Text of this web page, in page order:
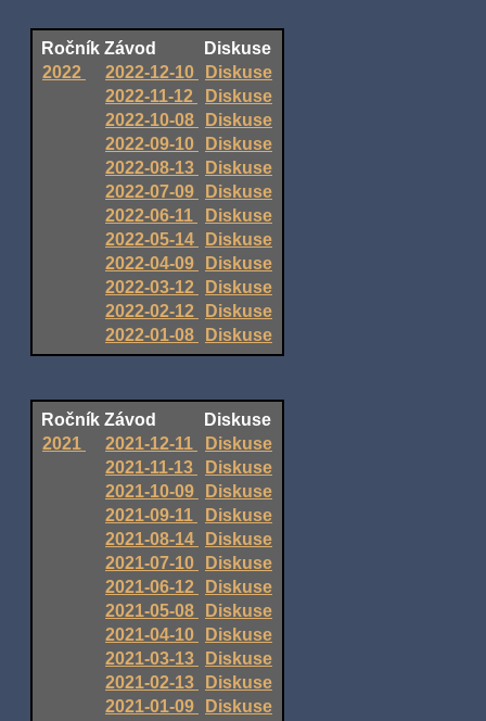
Ročník Závod
Diskuse
2022
2022-12-10
Diskuse
2022-11-12
Diskuse
2022-10-08
Diskuse
2022-09-10
Diskuse
2022-08-13
Diskuse
2022-07-09
Diskuse
2022-06-11
Diskuse
2022-05-14
Diskuse
2022-04-09
Diskuse
2022-03-12
Diskuse
2022-02-12
Diskuse
2022-01-08
Diskuse
Ročník Závod
Diskuse
2021
2021-12-11
Diskuse
2021-11-13
Diskuse
2021-10-09
Diskuse
2021-09-11
Diskuse
2021-08-14
Diskuse
2021-07-10
Diskuse
2021-06-12
Diskuse
2021-05-08
Diskuse
2021-04-10
Diskuse
2021-03-13
Diskuse
2021-02-13
Diskuse
2021-01-09
Diskuse